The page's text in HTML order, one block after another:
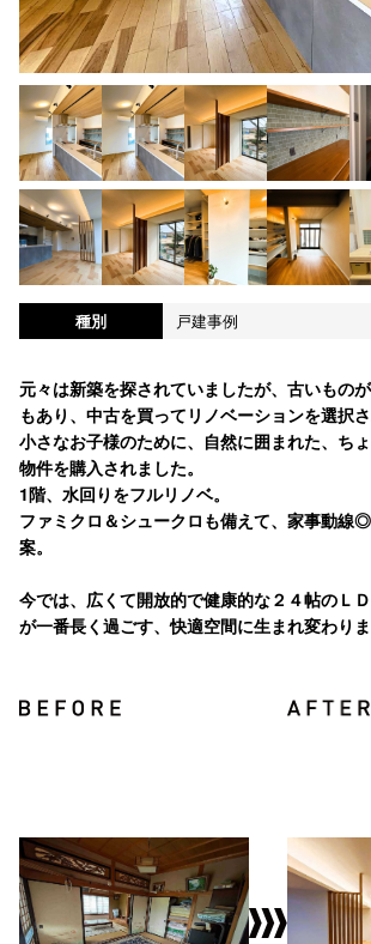
種別 戸建事例
元々は新築を探されていましたが、古いもの
もあり、中古を買ってリノベーションを選択さ
小さなお子様のために、自然に囲まれた、ち
物件を購入されました。
1階、水回りをフルリノベ。
ファミクロ＆シュークロも備えて、家事動線
案。
今では、広くて開放的で健康的な２４帖のＬ
が一番長く過ごす、快適空間に生まれ変わりま